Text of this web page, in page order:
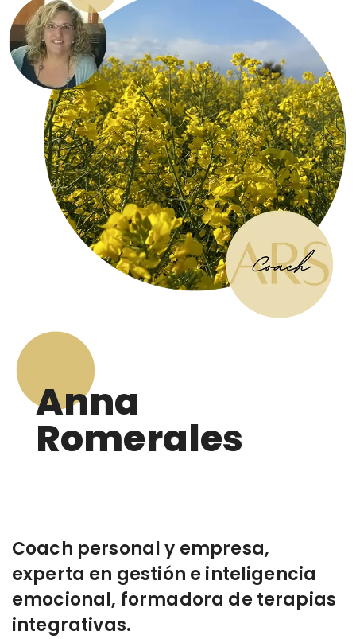
Anna
Romerales
Coach personal y empresa,
experta en gestión e inteligencia
emocional, formadora de terapias
integrativas.